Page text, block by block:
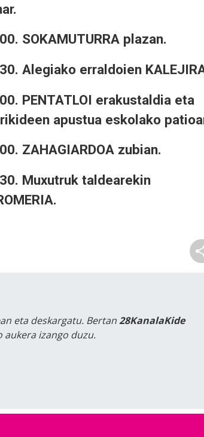
SOKAMUTURRA plazan.
Alegiako erraldoien
PENTATLOI erakustaldia eta
apustua eskolako
ZAHAGIARDOA zubian.
Muxutruk taldearekin
eta deskargatu. Bertan28KanalaKide
aukera izango duzu.